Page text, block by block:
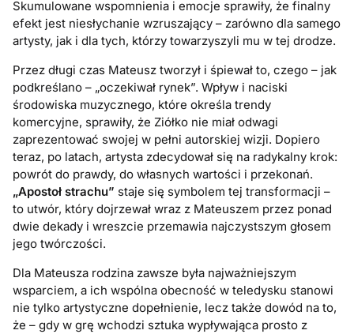
Skumulowane wspomnienia i emocje sprawiły, że finalny
efekt jest niesłychanie wzruszający – zarówno dla samego
artysty, jak i dla tych, którzy towarzyszyli mu w tej drodze.
Przez długi czas Mateusz tworzył i śpiewał to, czego – jak
podkreślano – „oczekiwał rynek”. Wpływ i naciski
środowiska muzycznego, które określa trendy
komercyjne, sprawiły, że Ziółko nie miał odwagi
zaprezentować swojej w pełni autorskiej wizji. Dopiero
teraz, po latach, artysta zdecydował się na radykalny krok:
powrót do prawdy, do własnych wartości i przekonań.
„Apostoł strachu” staje się symbolem tej transformacji –
to utwór, który dojrzewał wraz z Mateuszem przez ponad
dwie dekady i wreszcie przemawia najczystszym głosem
jego twórczości.
Dla Mateusza rodzina zawsze była najważniejszym
wsparciem, a ich wspólna obecność w teledysku stanowi
nie tylko artystyczne dopełnienie, lecz także dowód na to,
że – gdy w grę wchodzi sztuka wypływająca prosto z